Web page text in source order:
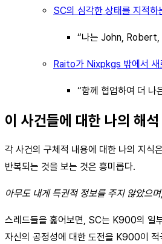
SC의 심각한 상태를 지적하
“나는 John, Robert,
Raito가 Nixpkgs 밖에서 새
“함께 협업하여 더 나
이 사건들에 대한 나의 해석
각 사건의 구체적 내용에 대한 나의 지식
반복되는 것을 보는 것은 흥미롭다.
아무도 내게 특권적 정보를 주지 않았으
스레드들을 훑어보면, SC는 K900의 일
자신의 공정성에 대한 도전을 K900이